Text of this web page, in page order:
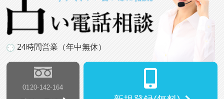
24時間営業（年中無休）
0120-142-164